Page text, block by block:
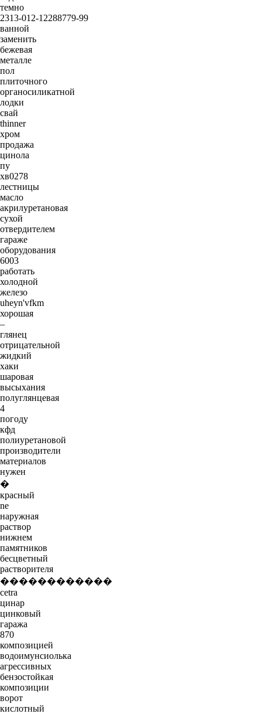
темно
2313-012-12288779-99
ванной
заменить
бежевая
металле
пол
плиточного
органосиликатной
лодки
свай
thinner
хром
продажа
цинола
пу
хв0278
лестницы
масло
акрилуретановая
сухой
отвердителем
гараже
оборудования
6003
работать
холодной
железо
uheyn'vfkm
хорошая
–
глянец
отрицательной
жидкий
хаки
шаровая
высыхания
полуглянцевая
4
погоду
кфд
полиуретановой
производители
материалов
нужен
�
красный
ne
наружная
раствор
нижнем
памятников
бесцветный
растворителя
������������
cetra
цинар
цинковый
гаража
870
композицией
водоимунсиолька
агрессивных
бензостойкая
композиции
ворот
кислотный